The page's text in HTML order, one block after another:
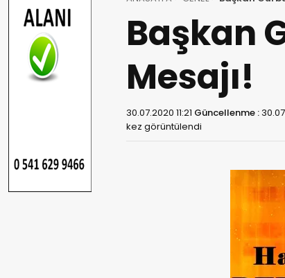
Başkan
Mesajı!
30.07.2020 11:21 Güncellenme :
kez görüntülendi